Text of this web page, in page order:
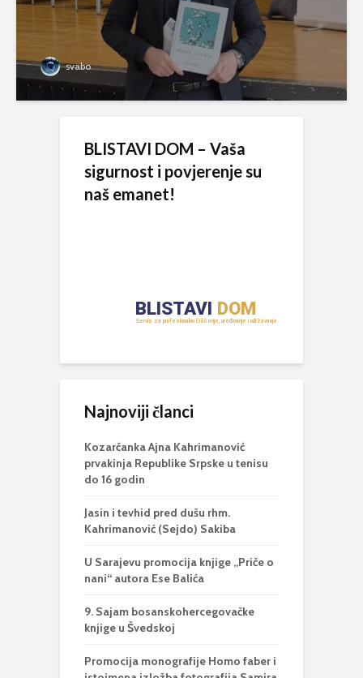
svabo
BLISTAVI DOM – Vaša
sigurnost i povjerenje su
naš emanet!
Najnoviji članci
Kozarčanka Ajna Kahrimanović
prvakinja Republike Srpske u tenisu
do 16 godin
Jasin i tevhid pred dušu rhm.
Kahrimanović (Sejdo) Sakiba
U Sarajevu promocija knjige „Priče o
nani“ autora Ese Balića
9. Sajam bosanskohercegovačke
knjige u Švedskoj
Promocija monografije Homo faber i